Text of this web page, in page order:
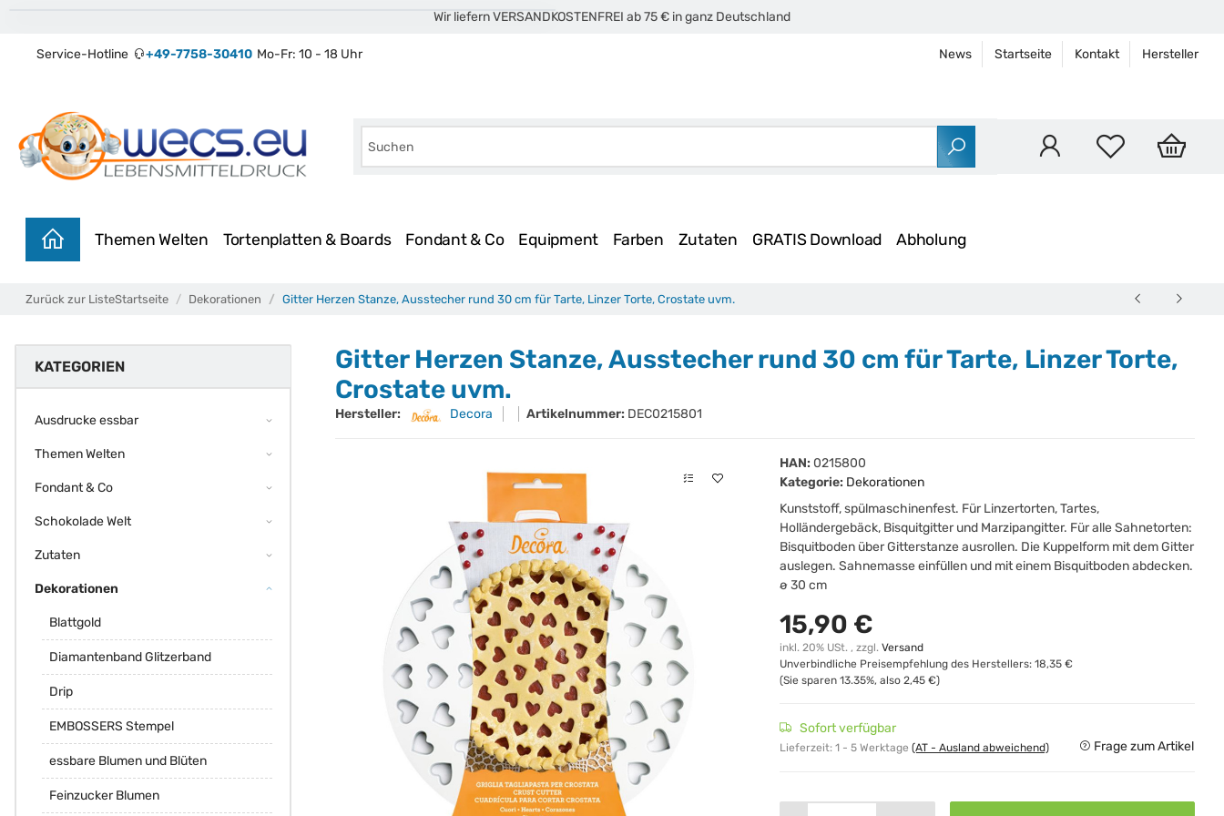
Wir liefern VERSANDKOSTENFREI ab 75 € in ganz Deutschland
News Startseite Kontakt Hersteller
Service-Hotline +49-7758-30410 Mo-Fr: 10 - 18 Uhr
Themen Welten Tortenplatten & Boards Fondant & Co Equipment Farben Zutaten GRATIS Download Abholung
Zurück zur ListeStartseite Dekorationen Gitter Herzen Stanze, Ausstecher rund 30 cm für Tarte, Linzer Torte, Crostate uvm.
Gitter Herzen Stanze, Ausstecher rund 30 cm für Tarte, Linzer Torte,
Crostate uvm.
Hersteller: Decora Artikelnummer: DEC0215801
HAN: 0215800
Kategorie: Dekorationen
Kunststoff, spülmaschinenfest. Für Linzertorten, Tartes,
Holländergebäck, Bisquitgitter und Marzipangitter. Für alle Sahnetorten:
Bisquitboden über Gitterstanze ausrollen. Die Kuppelform mit dem Gitter
auslegen. Sahnemasse einfüllen und mit einem Bisquitboden abdecken.
ø 30 cm
15,90 €
inkl. 20% USt. , zzgl. Versand
Unverbindliche Preisempfehlung des Herstellers: 18,35 €
(Sie sparen 13.35%, also 2,45 €)
Sofort verfügbar
Lieferzeit: 1 - 5 Werktage (AT - Ausland abweichend) Frage zum Artikel
KATEGORIEN
Ausdrucke essbar
Themen Welten
Fondant & Co
Schokolade Welt
Zutaten
Dekorationen
Blattgold
Diamantenband Glitzerband
Drip
EMBOSSERS Stempel
essbare Blumen und Blüten
Feinzucker Blumen